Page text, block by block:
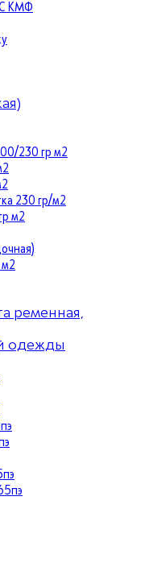
КМФ
230 гр м2
230 гр/м2
м2
ременная,
одежды